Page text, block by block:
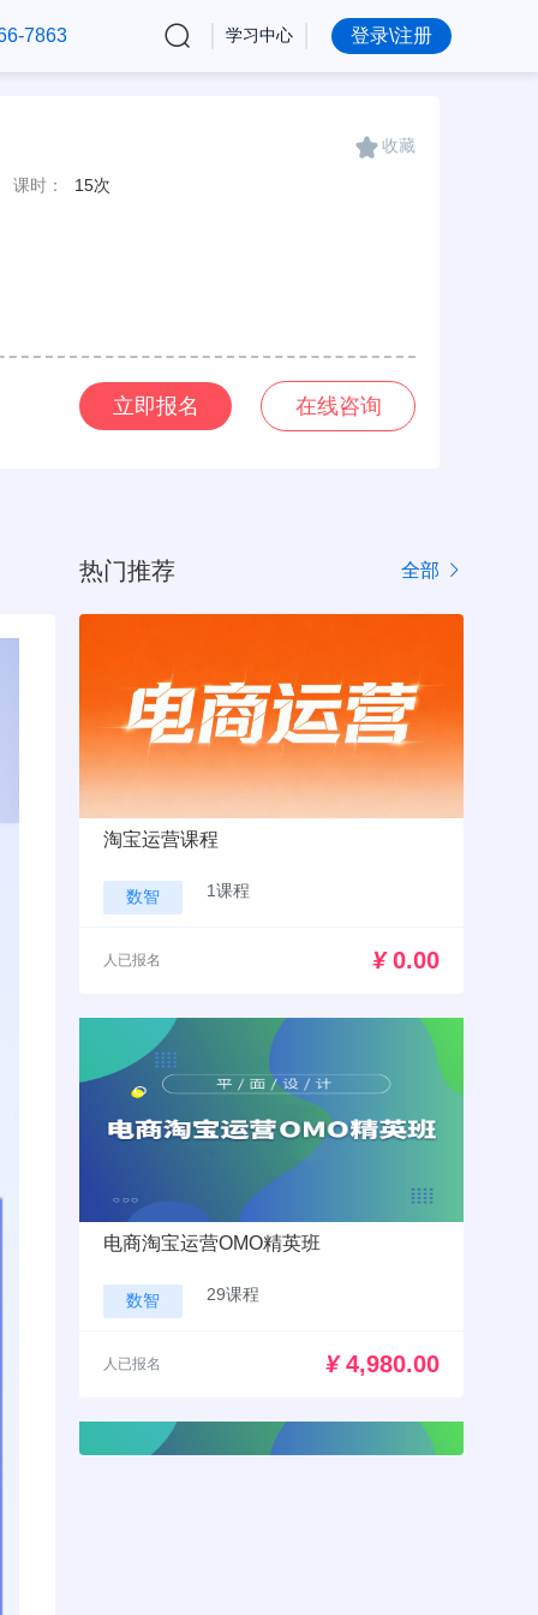
7863 学习中心 登录\注册
收藏
课时：
15次
立即报名 在线咨询
热门推荐 全部
淘宝运营课程
数智 1课程
人已报名 ¥0.00
电商淘宝运营OMO精英班
数智 29课程
人已报名 ¥4,980.00